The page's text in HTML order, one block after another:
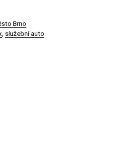
Brno
služební auto